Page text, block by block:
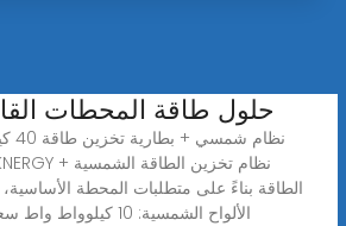
حلول طاقة المحطات
الطاقة بناءً على متطلبات المحطة الأساسية،
الألواح الشمسية: 10 كيلوواط واط سعة بطارية تخزين الطاقة